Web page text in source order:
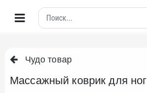
Чудо товар
Массажный коврик для ног